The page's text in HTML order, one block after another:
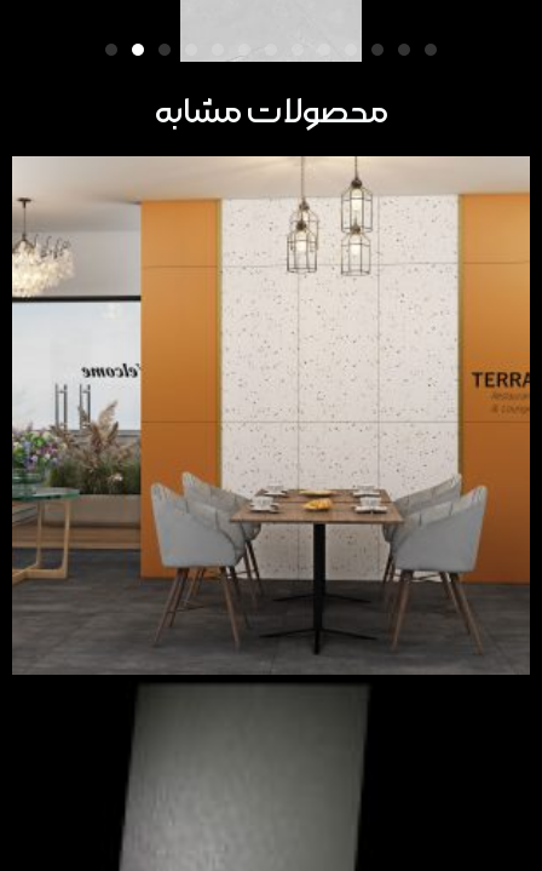
محصولات مشابه